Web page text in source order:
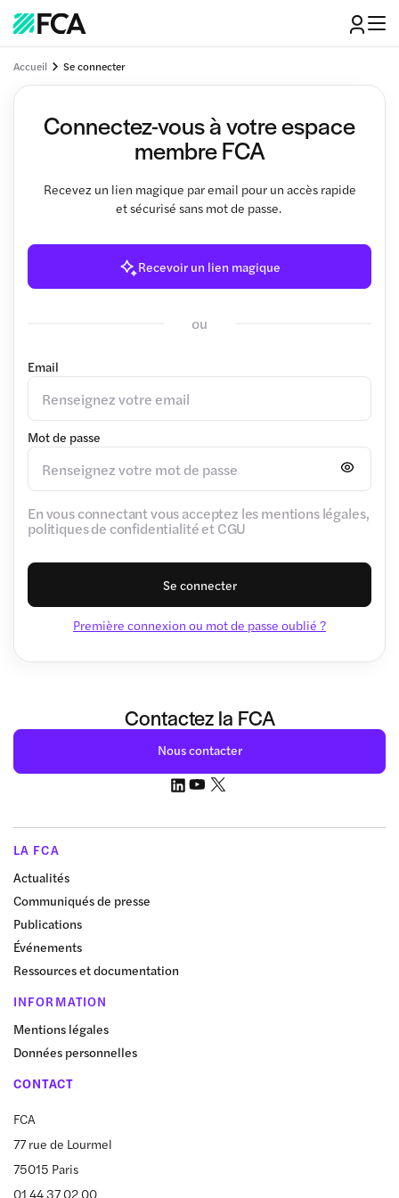
Accueil Se connecter
Connectez-vous à votre espace
membre FCA
Recevez un lien magique par email pour un accès rapide
et sécurisé sans mot de passe.
Recevoir un lien magique
ou
Email
Mot de passe
En vous connectant vous acceptez les mentions légales,
politiques de confidentialité et CGU
Se connecter
Première connexion ou mot de passe oublié ?
Contactez la FCA
Nous contacter
LA FCA
Actualités
Communiqués de presse
Publications
Événements
Ressources et documentation
INFORMATION
Mentions légales
Données personnelles
CONTACT
FCA
77 rue de Lourmel
75015 Paris
01 44 37 02 00